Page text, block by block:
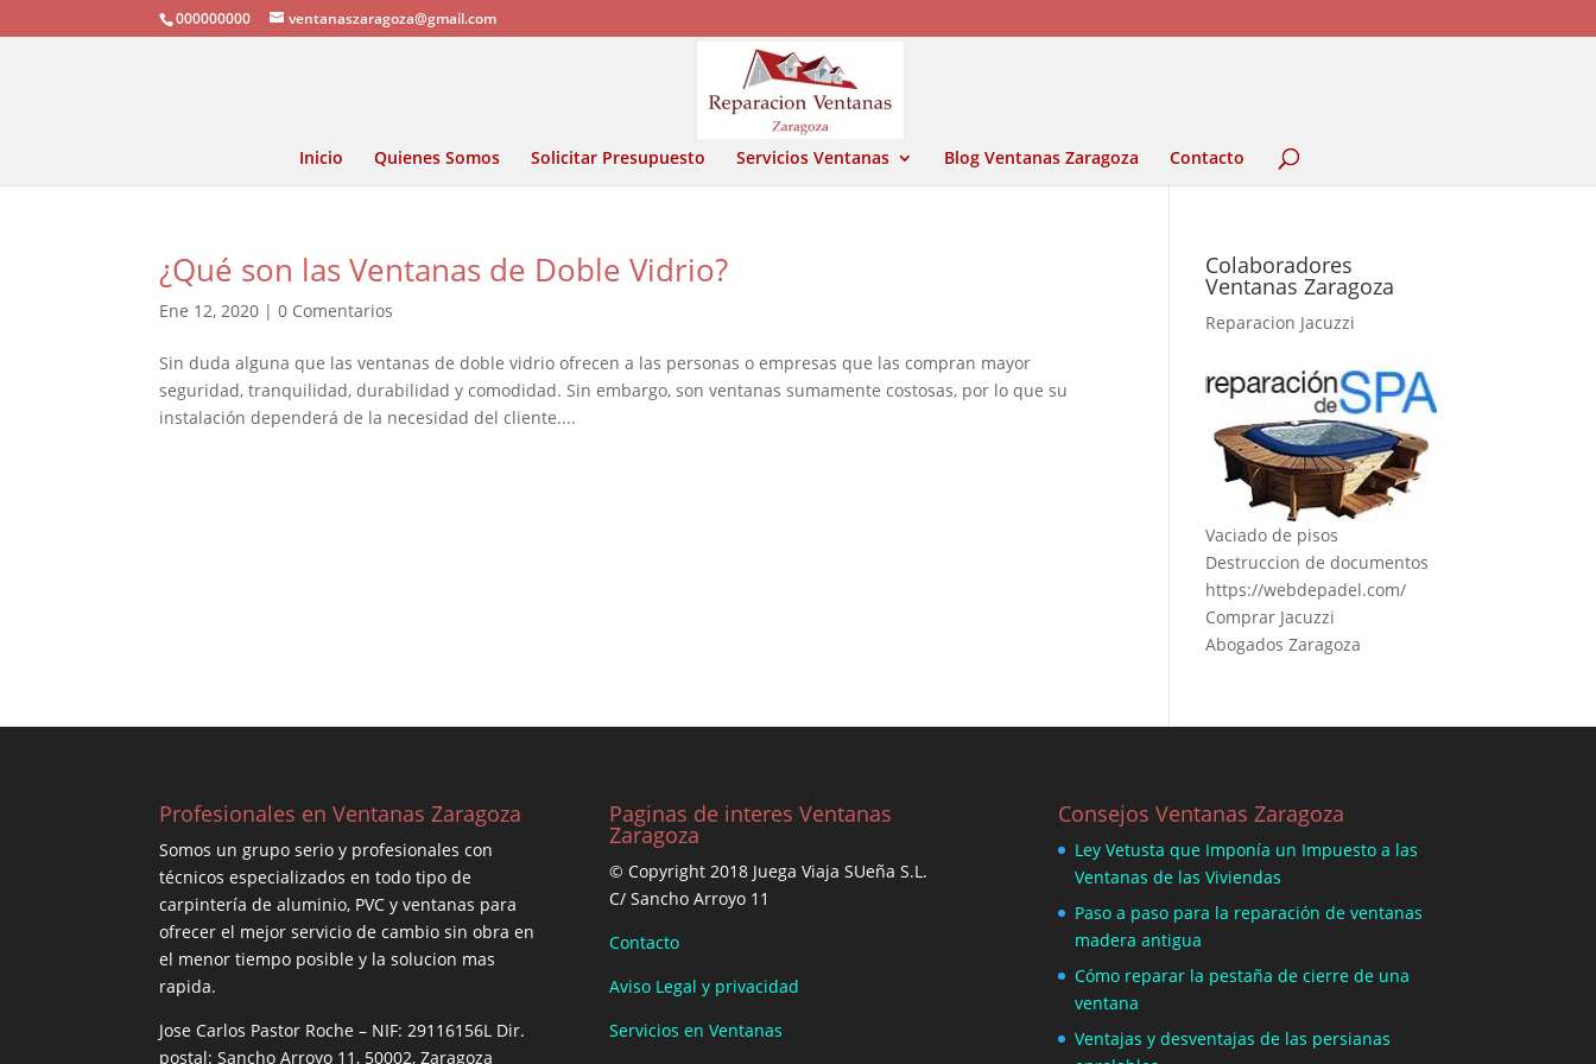
000000000 ventanaszaragoza@gmail.com
Inicio Quienes Somos Solicitar Presupuesto Servicios Ventanas Blog Ventanas Zaragoza Contacto
¿Qué son las Ventanas de Doble Vidrio?
Ene 12, 2020 |0 Comentarios
Sin duda alguna que las ventanas de doble vidrio ofrecen a las personas o empresas que las compran mayor
seguridad, tranquilidad, durabilidad y comodidad. Sin embargo, son ventanas sumamente costosas, por lo que su
instalación dependerá de la necesidad del cliente....
Colaboradores
Ventanas Zaragoza
Reparacion Jacuzzi
Vaciado de pisos
Destruccion de documentos
https://webdepadel.com/
Comprar Jacuzzi
Abogados Zaragoza
Profesionales en Ventanas Zaragoza
Somos un grupo serio y profesionales con
técnicos especializados en todo tipo de
carpintería de aluminio, PVC y ventanas para
ofrecer el mejor servicio de cambio sin obra en
el menor tiempo posible y la solucion mas
rapida.
Jose Carlos Pastor Roche – NIF: 29116156L Dir.
postal: Sancho Arroyo 11, 50002, Zaragoza
Paginas de interes Ventanas
Zaragoza
© Copyright 2018 Juega Viaja SUeña S.L.
C/ Sancho Arroyo 11
Contacto
Aviso Legal y privacidad
Servicios en Ventanas
Consejos Ventanas Zaragoza
Ley Vetusta que Imponía un Impuesto a las
Ventanas de las Viviendas
Paso a paso para la reparación de ventanas
madera antigua
Cómo reparar la pestaña de cierre de una
ventana
Ventajas y desventajas de las persianas